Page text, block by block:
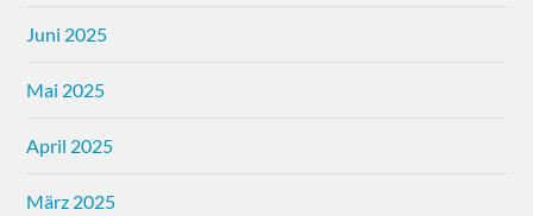
Juni 2025
Mai 2025
April 2025
März 2025